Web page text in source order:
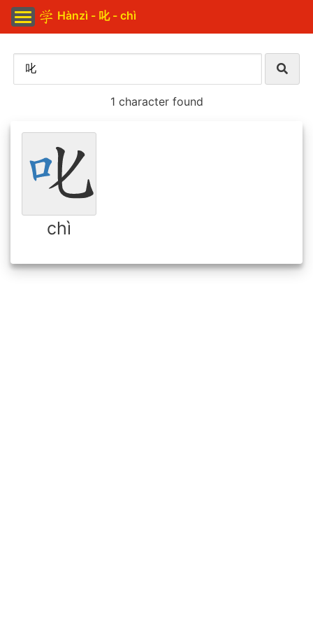
Hànzì - 叱 - chì
1 character found
chì